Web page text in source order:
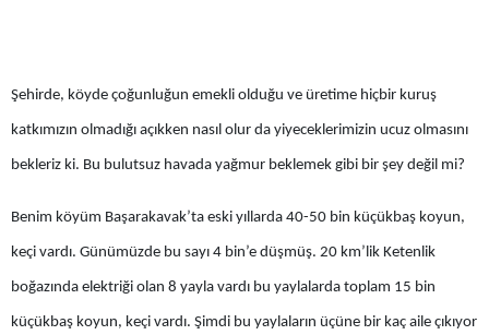
Tokat
Şanlıurfa
Uşak
Van
Şehirde, köyde çoğunluğun emekli olduğu ve üretime hiçbir kuruş
katkımızın olmadığı açıkken nasıl olur da yiyeceklerimizin ucuz olmasını
bekleriz ki. Bu bulutsuz havada yağmur beklemek gibi bir şey değil mi?
Benim köyüm Başarakavak’ta eski yıllarda 40-50 bin küçükbaş koyun,
keçi vardı. Günümüzde bu sayı 4 bin’e düşmüş. 20 km’lik Ketenlik
boğazında elektriği olan 8 yayla vardı bu yaylalarda toplam 15 bin
küçükbaş koyun, keçi vardı. Şimdi bu yaylaların üçüne bir kaç aile çıkıyor